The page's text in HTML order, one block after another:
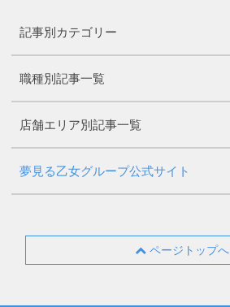
記事別カテゴリー
職種別記事一覧
店舗エリア別記事一覧
夢見る乙女グループ公式サイト
ページトップへ